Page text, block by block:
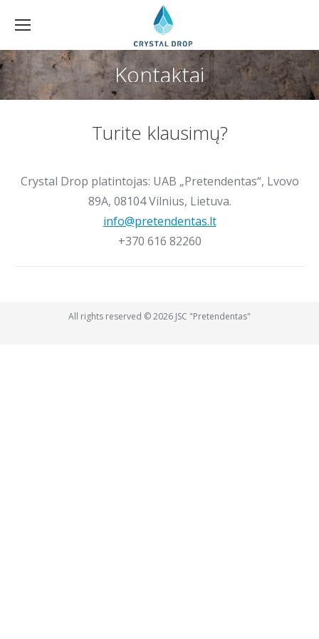
Kontaktai
You are here:
Turite klausimų?
Crystal Drop platintojas: UAB „Pretendentas“, Lvovo
89A, 08104 Vilnius, Lietuva.
info@pretendentas.lt
+370 616 82260
All rights reserved © 2026 JSC "Pretendentas"